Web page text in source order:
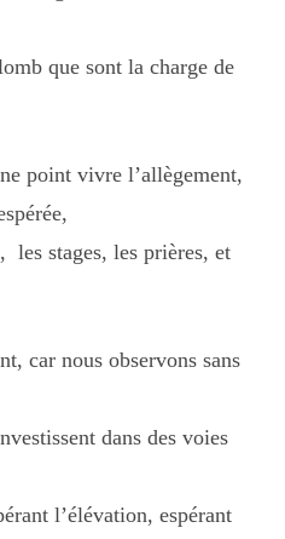
que sont la charge de
point vivre l’allègement,
les stages, les prières, et
car nous observons sans
dans des voies
l’élévation, espérant